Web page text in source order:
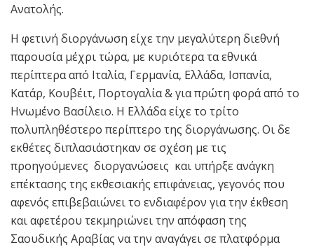
Ανατολής.
Η φετινή διοργάνωση είχε την μεγαλύτερη διεθνή
παρουσία μέχρι τώρα, με κυριότερα τα εθνικά
περίπτερα από Ιταλία, Γερμανία, Ελλάδα, Ισπανία,
Κατάρ, Κουβέιτ, Πορτογαλία & για πρώτη φορά από το
Ηνωμένο Βασίλειο. H Ελλάδα είχε το τρίτο
πολυπληθέστερο περίπτερο της διοργάνωσης. Οι δε
εκθέτες διπλασιάστηκαν σε σχέση με τις
προηγούμενες διοργανώσεις και υπήρξε ανάγκη
επέκτασης της εκθεσιακής επιφάνειας, γεγονός που
αφενός επιβεβαιώνει το ενδιαφέρον για την έκθεση
και αφετέρου τεκμηριώνει την απόφαση της
Σαουδικής Αραβίας να την αναγάγει σε πλατφόρμα